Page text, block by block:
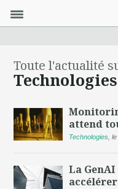
Toute l'actualité
Technologies
attend
Technologies ,
La